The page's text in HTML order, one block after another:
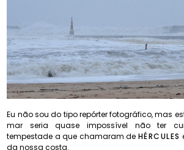
Eu não sou do tipo repórter fotográfico, mas
mar seria quase impossível não ter
tempestade a que chamaram de HÉRCULES
da nossa costa.